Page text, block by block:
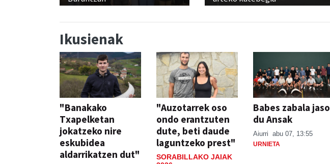
Ikusienak
"Banakako
Txapelketan
jokatzeko nire
eskubidea
aldarrikatzen dut"
"Auzotarrek oso
ondo erantzuten
dute, beti daude
laguntzeko prest"
SORABILLAKO JAIAK
Babes zabala jaso
du Ansak
Aiurri abu 07, 13:55
URNIETA